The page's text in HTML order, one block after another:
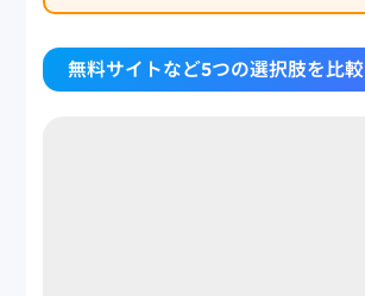
無料サイトなど5つの選択肢を比較